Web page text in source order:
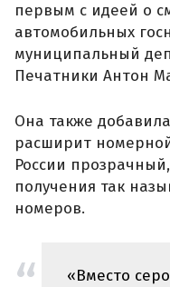
первым с идеей о
автомобильных
муниципальный
Печатники Антон
Она также
расширит
России
получения так
номеров.
«Вместо